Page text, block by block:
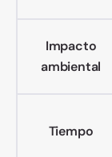
Impacto
ambiental
Tiempo